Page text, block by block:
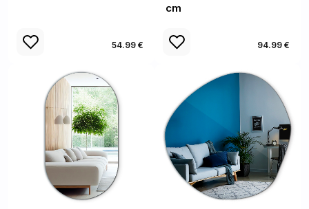
54.99 €
cm
94.99 €